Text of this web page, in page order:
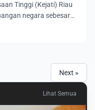
Tinggi (Kejati) Riau
negara sebesar
Next »
Lihat Semua